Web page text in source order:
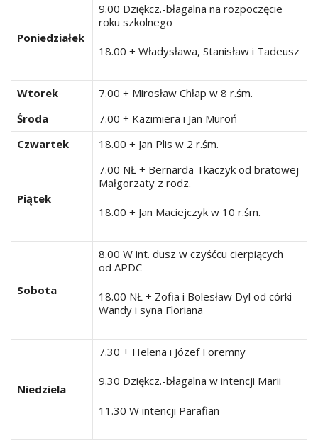
Poniedziałek
9.00 Dziękcz.-błagalna na rozpoczęcie
roku szkolnego
18.00 + Władysława, Stanisław i Tadeusz
Wtorek
7.00 + Mirosław Chłap w 8 r.śm.
Środa
7.00 + Kazimiera i Jan Muroń
Czwartek
18.00 + Jan Plis w 2 r.śm.
Piątek
7.00 NŁ + Bernarda Tkaczyk od bratowej
Małgorzaty z rodz.
18.00 + Jan Maciejczyk w 10 r.śm.
Sobota
8.00 W int. dusz w czyśćcu cierpiących
od APDC
18.00 NŁ + Zofia i Bolesław Dyl od córki
Wandy i syna Floriana
Niedziela
7.30 + Helena i Józef Foremny
9.30 Dziękcz.-błagalna w intencji Marii
11.30 W intencji Parafian